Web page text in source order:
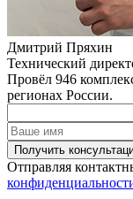
Дмитрий Пряхин
Технический
Провёл 946
регионах России.
Отправляя